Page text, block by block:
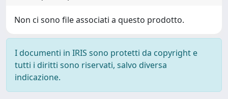
Non ci sono file associati a questo prodotto.
I documenti in IRIS sono protetti da copyright e
tutti i diritti sono riservati, salvo diversa
indicazione.